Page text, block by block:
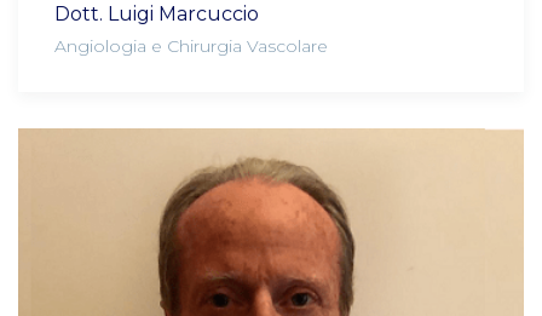
Dott. Luigi Marcuccio
Angiologia e Chirurgia Vascolare